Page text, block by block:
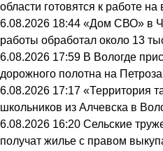
области готовятся к работе
6.08.2026 18:44 «Дом СВО» в
работы обработал около 13
6.08.2026 17:59 В Вологде
дорожного полотна на
6.08.2026 17:17 «Территория
школьников из Алчевска в
6.08.2026 16:20 Сельские
получат жилье с правом